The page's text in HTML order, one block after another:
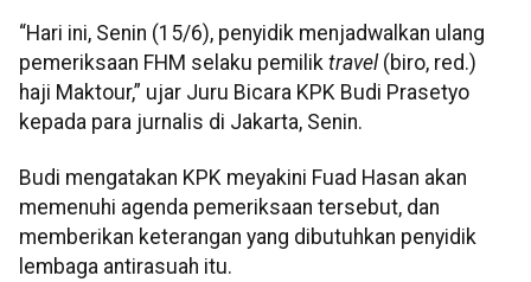
“Hari ini, Senin (15/6), penyidik menjadwalkan ulang
pemeriksaan FHM selaku pemilik travel(biro, red.)
haji Maktour,” ujar Juru Bicara KPK Budi Prasetyo
kepada para jurnalis di Jakarta, Senin.
Budi mengatakan KPK meyakini Fuad Hasan akan
memenuhi agenda pemeriksaan tersebut, dan
memberikan keterangan yang dibutuhkan penyidik
lembaga antirasuah itu.